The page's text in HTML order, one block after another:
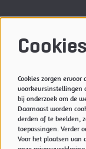
Bekijkhier
Cookies
Cookies zorgen
voorkeursinstellingen
bij onderzoek om de
Daarnaast worden
derden af te beelden,
toepassingen. Verder
Voor het plaatsen van